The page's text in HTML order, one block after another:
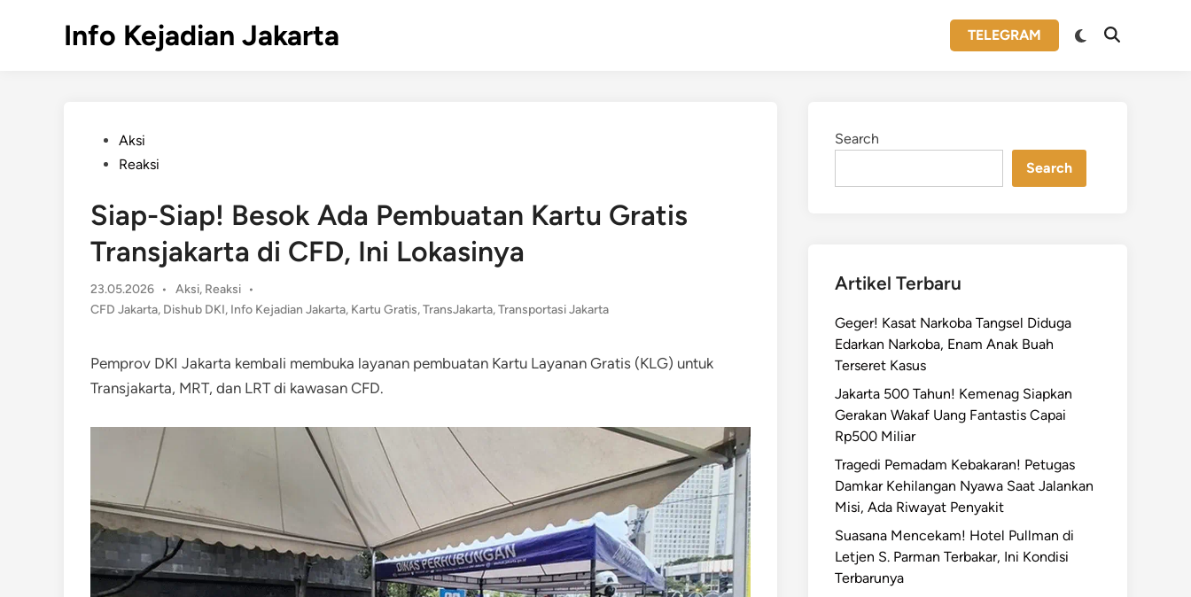
Info Kejadian Jakarta TELEGRAM
Switch
Open
PostedAksi
Reaksi
Siap-Siap! Besok Ada Pembuatan Kartu Gratis
Transjakarta di CFD, Ini Lokasinya
23.05.2026 •
Posted
in
Aksi, Reaksi
•
CFD Jakarta, Dishub DKI, Info Kejadian Jakarta, Kartu Gratis,TransJakarta,Transportasi Jakarta
Pemprov DKI Jakarta kembali membuka layanan pembuatan Kartu Layanan Gratis (KLG) untuk
Transjakarta, MRT, dan LRT di kawasan CFD.
Search
Search
Artikel Terbaru
Geger! Kasat Narkoba Tangsel Diduga
Edarkan Narkoba, Enam Anak Buah
Terseret Kasus
Jakarta 500 Tahun! Kemenag Siapkan
Gerakan Wakaf Uang Fantastis Capai
Rp500 Miliar
Tragedi Pemadam Kebakaran! Petugas
Damkar Kehilangan Nyawa Saat Jalankan
Misi, Ada Riwayat Penyakit
Suasana Mencekam! Hotel Pullman di
Letjen S. Parman Terbakar, Ini Kondisi
Terbarunya